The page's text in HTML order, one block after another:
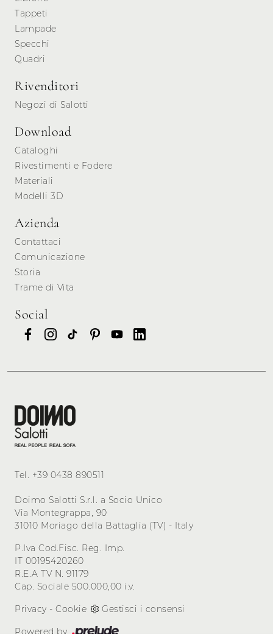
Tappeti
Lampade
Specchi
Quadri
Rivenditori
Negozi di Salotti
Download
Cataloghi
Rivestimenti e Fodere
Materiali
Modelli 3D
Azienda
Contattaci
Comunicazione
Storia
Trame di Vita
Social
Tel. +39 0438 890511
Doimo Salotti S.r.l. a Socio Unico
Via Montegrappa, 90
31010 Moriago della Battaglia (TV) - Italy
P.Iva Cod.Fisc. Reg. Imp.
IT 00195420260
R.E.A TV N. 91179
Cap. Sociale 500.000,00 i.v.
Privacy - Cookie Gestisci i consensi
Powered by